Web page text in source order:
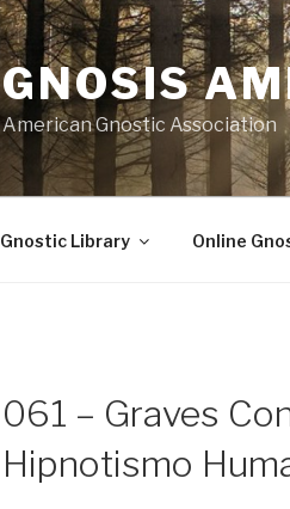
GNOSIS
American Gnostic Association
Gnostic Library Online
061 – Graves
Hipnotismo